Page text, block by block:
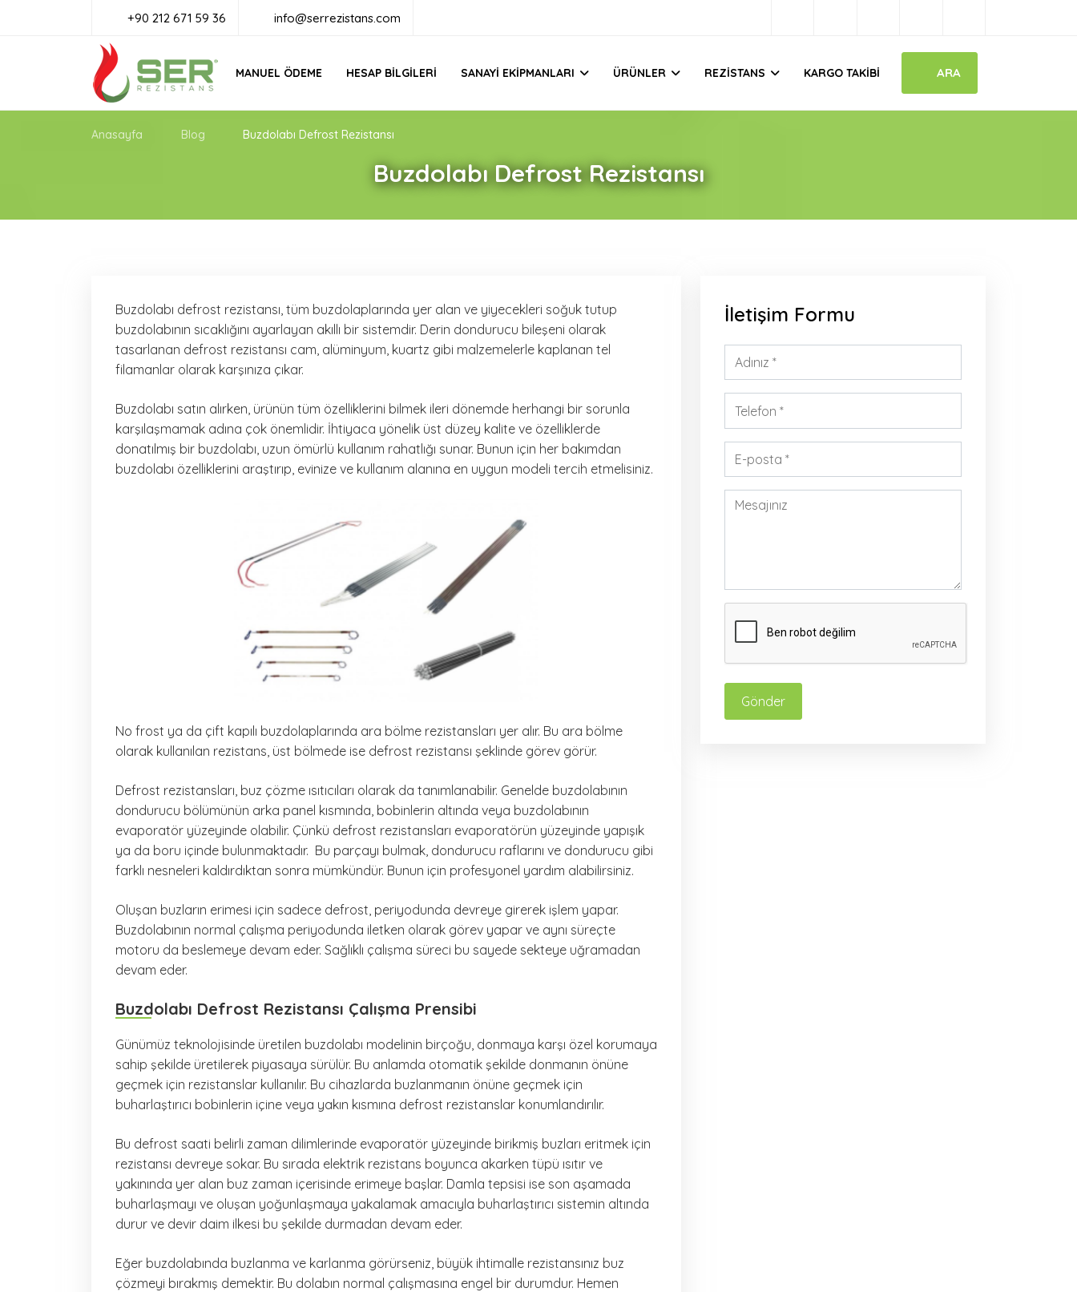
+90 212 671 59 36 info@serrezistans.com
MANUEL ÖDEME HESAP BILGILERI SANAYI EKIPMANLARI ÜRÜNLER REZISTANS KARGO TAKIBI ARA
Buzdolabı Defrost Rezistansı
Anasayfa Blog Buzdolabı Defrost Rezistansı
Buzdolabı defrost rezistansı, tüm buzdolaplarında yer alan ve yiyecekleri soğuk tutup
buzdolabının sıcaklığını ayarlayan akıllı bir sistemdir. Derin dondurucu bileşeni olarak
tasarlanan defrost rezistansı cam, alüminyum, kuartz gibi malzemelerle kaplanan tel
filamanlar olarak karşınıza çıkar.
Buzdolabı satın alırken, ürünün tüm özelliklerini bilmek ileri dönemde herhangi bir sorunla
karşılaşmamak adına çok önemlidir. İhtiyaca yönelik üst düzey kalite ve özelliklerde
donatılmış bir buzdolabı, uzun ömürlü kullanım rahatlığı sunar. Bunun için her bakımdan
buzdolabı özelliklerini araştırıp, evinize ve kullanım alanına en uygun modeli tercih etmelisiniz.
No frost ya da çift kapılı buzdolaplarında ara bölme rezistansları yer alır. Bu ara bölme
olarak kullanılan rezistans, üst bölmede ise defrost rezistansı şeklinde görev görür.
Defrost rezistansları, buz çözme ısıtıcıları olarak da tanımlanabilir. Genelde buzdolabının
dondurucu bölümünün arka panel kısmında, bobinlerin altında veya buzdolabının
evaporatör yüzeyinde olabilir. Çünkü defrost rezistansları evaporatörün yüzeyinde yapışık
ya da boru içinde bulunmaktadır. Bu parçayı bulmak, dondurucu raflarını ve dondurucu gibi
farklı nesneleri kaldırdıktan sonra mümkündür. Bunun için profesyonel yardım alabilirsiniz.
Oluşan buzların erimesi için sadece defrost, periyodunda devreye girerek işlem yapar.
Buzdolabının normal çalışma periyodunda iletken olarak görev yapar ve aynı süreçte
motoru da beslemeye devam eder. Sağlıklı çalışma süreci bu sayede sekteye uğramadan
devam eder.
Buzdolabı Defrost Rezistansı Çalışma Prensibi
Günümüz teknolojisinde üretilen buzdolabı modelinin birçoğu, donmaya karşı özel korumaya
sahip şekilde üretilerek piyasaya sürülür. Bu anlamda otomatik şekilde donmanın önüne
geçmek için rezistanslar kullanılır. Bu cihazlarda buzlanmanın önüne geçmek için
buharlaştırıcı bobinlerin içine veya yakın kısmına defrost rezistanslar konumlandırılır.
Bu defrost saati belirli zaman dilimlerinde evaporatör yüzeyinde birikmiş buzları eritmek için
rezistansı devreye sokar. Bu sırada elektrik rezistans boyunca akarken tüpü ısıtır ve
yakınında yer alan buz zaman içerisinde erimeye başlar. Damla tepsisi ise son aşamada
buharlaşmayı ve oluşan yoğunlaşmaya yakalamak amacıyla buharlaştırıcı sistemin altında
durur ve devir daim ilkesi bu şekilde durmadan devam eder.
Eğer buzdolabında buzlanma ve karlanma görürseniz, büyük ihtimalle rezistansınız buz
çözmeyi bırakmış demektir. Bu dolabın normal çalışmasına engel bir durumdur. Hemen
İletişim Formu
Gönder